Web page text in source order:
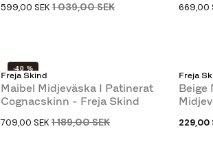
599,00 SEK 1 039,00 SEK 669,00
Freja Skind
Maibel Midjeväska I Patinerat
Cognacskinn - Freja Skind
709,00 SEK 1 189,00 SEK
-40 %
Freja
Beige
229,00